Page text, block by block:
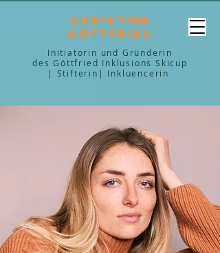
Christine
Göttfried
Initiatorin und Gründerin
des Göttfried Inklusions Skicup
| Stifterin| Inkluencerin